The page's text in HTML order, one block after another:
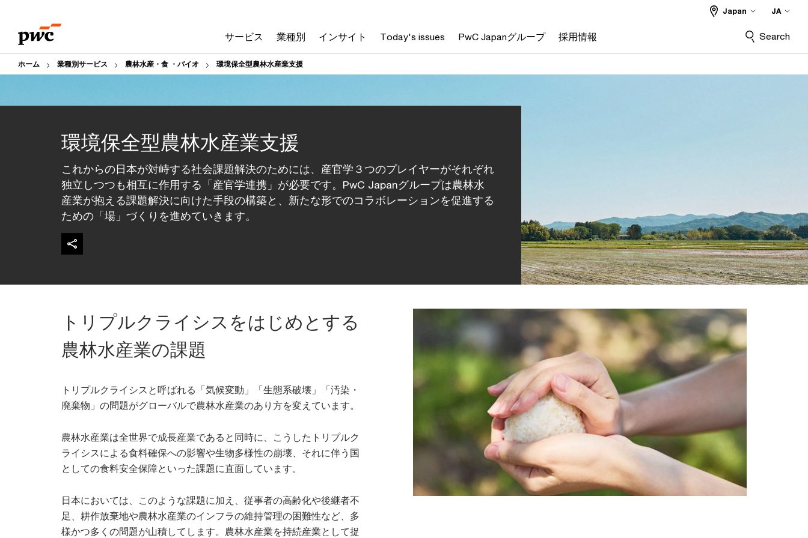
content
footer
サービス 業種別 インサイト Today's issues PwC Japanグループ 採用情報
Japan JA
Search
ホーム 業種別サービス 農林水産・食 ・バイオ 環境保全型農林水産業支援
環境保全型農林水産業支援
これからの日本が対峙する社会課題解決のためには、産官学３つのプレイヤーがそれぞれ
独立しつつも相互に作用する「産官学連携」が必要です。PwC Japanグループは農林水
産業が抱える課題解決に向けた手段の構築と、新たな形でのコラボレーションを促進する
ための「場」づくりを進めていきます。
トリプルクライシスをはじめとする
農林水産業の課題
トリプルクライシスと呼ばれる「気候変動」「生態系破壊」「汚染・
廃棄物」の問題がグローバルで農林水産業のあり方を変えています。
農林水産業は全世界で成長産業であると同時に、こうしたトリプルク
ライシスによる食料確保への影響や生物多様性の崩壊、それに伴う国
としての食料安全保障といった課題に直面しています。
日本においては、このような課題に加え、従事者の高齢化や後継者不
足、耕作放棄地や農林水産業のインフラの維持管理の困難性など、多
様かつ多くの問題が山積してします。農林水産業を持続産業として捉